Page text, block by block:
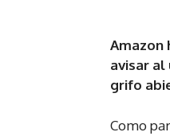
Amazon
avisar
grifo
Como